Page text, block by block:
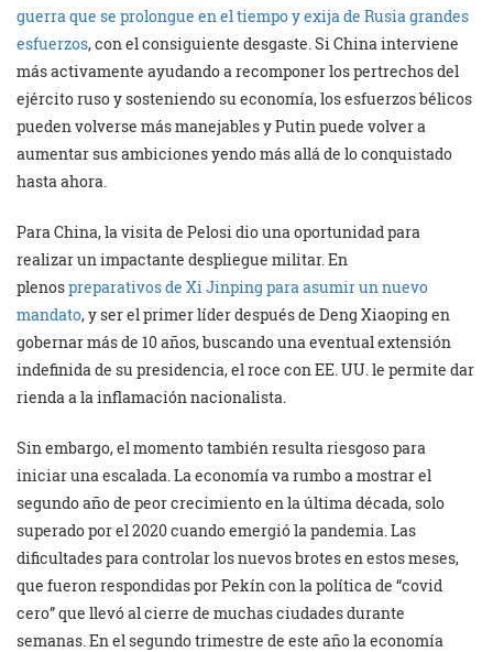
guerra que se prolongue en el tiempo y exija de Rusia grandes
esfuerzos, con el consiguiente desgaste. Si China interviene
más activamente ayudando a recomponer los pertrechos del
ejército ruso y sosteniendo su economía, los esfuerzos bélicos
pueden volverse más manejables y Putin puede volver a
aumentar sus ambiciones yendo más allá de lo conquistado
hasta ahora.
Para China, la visita de Pelosi dio una oportunidad para
realizar un impactante despliegue militar. En
plenospreparativos de Xi Jinping para asumir un nuevo
mandato, y ser el primer líder después de Deng Xiaoping en
gobernar más de 10 años, buscando una eventual extensión
indefinida de su presidencia, el roce con EE. UU. le permite dar
rienda a la inflamación nacionalista.
Sin embargo, el momento también resulta riesgoso para
iniciar una escalada. La economía va rumbo a mostrar el
segundo año de peor crecimiento en la última década, solo
superado por el 2020 cuando emergió la pandemia. Las
dificultades para controlar los nuevos brotes en estos meses,
que fueron respondidas por Pekín con la política de “covid
cero” que llevó al cierre de muchas ciudades durante
semanas. En el segundo trimestre de este año la economía